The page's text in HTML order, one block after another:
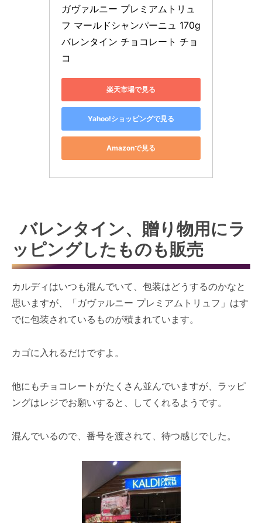
ガヴァルニー プレミアムトリュ
フ マールドシャンパーニュ 170g
バレンタイン チョコレート チョ
コ
楽天市場で見る
Yahoo!ショッピングで見る
Amazonで見る
バレンタイン、贈り物用にラ
ッピングしたものも販売
カルディはいつも混んでいて、包装はどうするのかなと
思いますが、「ガヴァルニー プレミアムトリュフ」はす
でに包装されているものが積まれています。
カゴに入れるだけですよ。
他にもチョコレートがたくさん並んでいますが、ラッピ
ングはレジでお願いすると、してくれるようです。
混んでいるので、番号を渡されて、待つ感じでした。